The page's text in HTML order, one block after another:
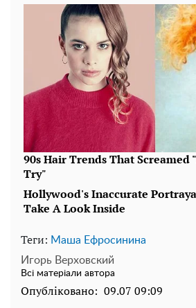
Теги: Маша Ефросинина
Игорь Верховский
Всі матеріали автора
Опубліковано: 09.07 09:09